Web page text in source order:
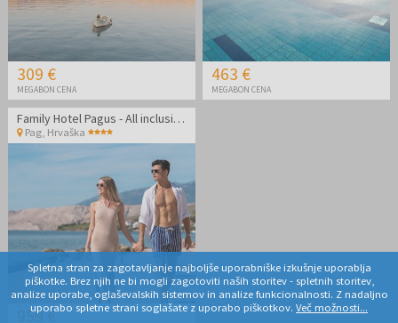
309 €
MEGABON CENA
463 €
MEGABON CENA
Family Hotel Pagus - All inclusive poletje na Pagu
Pag, Hrvaška
959 €
Spletna stran za zagotavljanje najboljše uporabniške izkušnje uporablja
piškotke. Brez njih ne bi mogli zagotoviti naših storitev - spletnih storitev,
analize uporabe, oglaševalskih sistemov in analize funkcionalnosti. Z nadaljno
uporabo spletne strani soglašate z uporabo piškotkov. Več možnosti...